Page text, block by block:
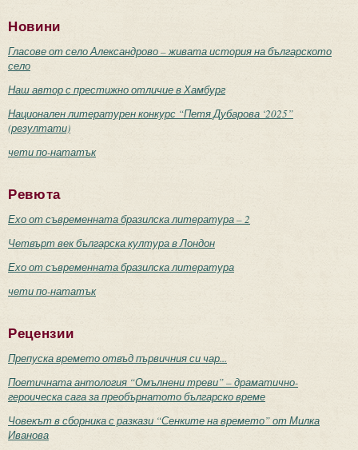
Новини
Гласове от село Александрово – живата история на българското
село
Наш автор с престижно отличие в Хамбург
Национален литературен конкурс “Петя Дубарова ‘2025”
(резултати)
чети по-нататък
Ревюта
Ехо от съвременната бразилска литература – 2
Четвърт век българска култура в Лондон
Ехо от съвременната бразилска литература
чети по-нататък
Рецензии
Препуска времето отвъд първичния си чар...
Поетичната антология “Омълнени треви” – драматично-
героическа сага за преобърнатото българско време
Човекът в сборника с разкази “Сенките на времето” от Милка
Иванова